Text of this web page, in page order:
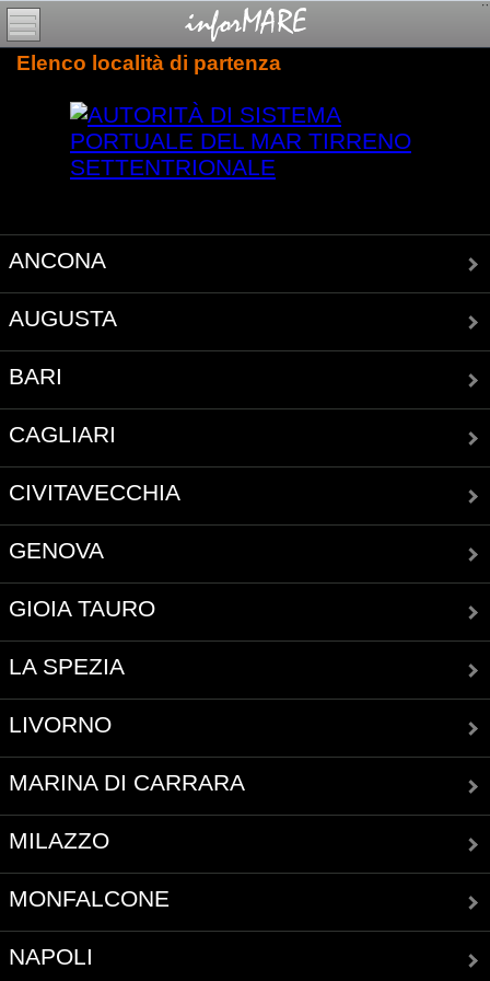
Elenco località di partenza
ANCONA
AUGUSTA
BARI
CAGLIARI
CIVITAVECCHIA
GENOVA
GIOIA TAURO
LA SPEZIA
LIVORNO
MARINA DI CARRARA
MILAZZO
MONFALCONE
NAPOLI